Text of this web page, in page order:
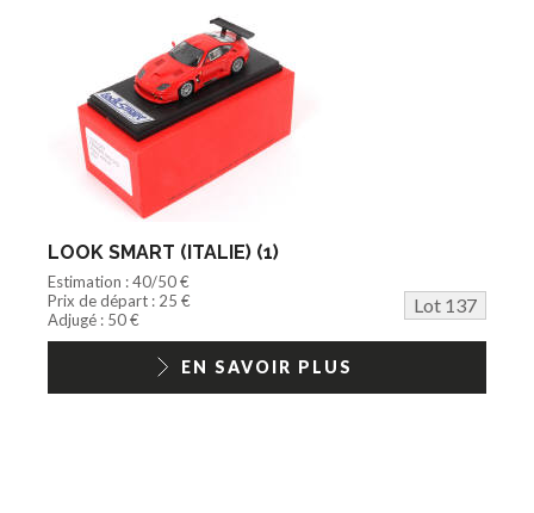
LOOK SMART (ITALIE) (1)
Estimation : 40/50 €
Prix de départ : 25 €
Lot 137
Adjugé : 50 €
EN SAVOIR PLUS